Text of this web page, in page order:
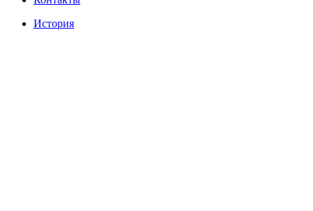
История